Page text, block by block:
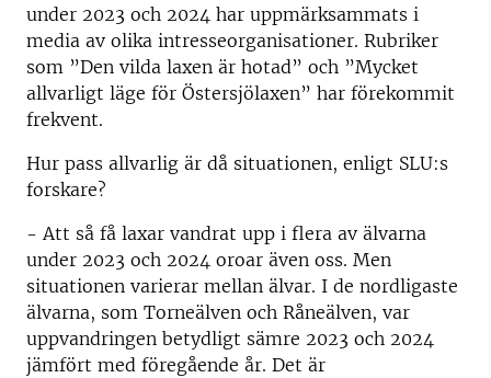
under 2023 och 2024 har uppmärksammats i
media av olika intresseorganisationer. Rubriker
som ”Den vilda laxen är hotad” och ”Mycket
allvarligt läge för Östersjölaxen” har förekommit
frekvent.
Hur pass allvarlig är då situationen, enligt SLU:s
forskare?
- Att så få laxar vandrat upp i flera av älvarna
under 2023 och 2024 oroar även oss. Men
situationen varierar mellan älvar. I de nordligaste
älvarna, som Torneälven och Råneälven, var
uppvandringen betydligt sämre 2023 och 2024
jämfört med föregående år. Det är